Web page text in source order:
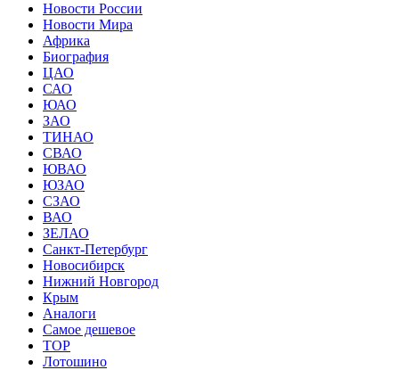
Новости России
Новости Мира
Африка
Биография
ЦАО
САО
ЮАО
ЗАО
ТИНАО
СВАО
ЮВАО
ЮЗАО
СЗАО
ВАО
ЗЕЛАО
Санкт-Петербург
Новосибирск
Нижний Новгород
Крым
Аналоги
Самое дешевое
TOP
Лотошино